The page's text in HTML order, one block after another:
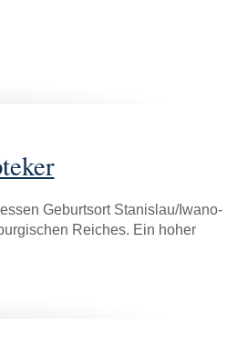
Geburtsort Stanislau/Iwano-
Reiches. Ein hoher